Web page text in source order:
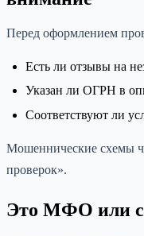
Перед оформлением
Есть ли отзывы на
Указан ли ОГРН в
Соответствуют ли
Мошеннические схемы
проверок».
Это МФО или